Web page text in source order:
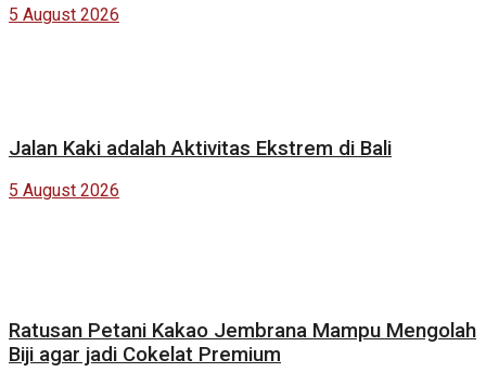
5 August 2026
Jalan Kaki adalah Aktivitas Ekstrem di Bali
5 August 2026
Ratusan Petani Kakao Jembrana Mampu Mengolah
Biji agar jadi Cokelat Premium